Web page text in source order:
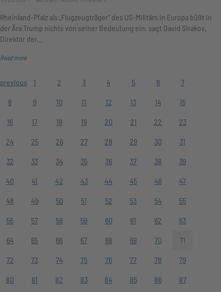
Rheinland-Pfalz als „Flugzeugträger“ des US-Militärs in Europa büßt in
der Ära Trump nichts von seiner Bedeutung ein, sagt David Sirakov,
Direktor der…
Read more
previous 1 2 3 4 5 6 7
8 9 10 11 12 13 14 15
16 17 18 19 20 21 22 23
24 25 26 27 28 29 30 31
32 33 34 35 36 37 38 39
40 41 42 43 44 45 46 47
48 49 50 51 52 53 54 55
56 57 58 59 60 61 62 63
64 65 66 67 68 69 70 71
72 73 74 75 76 77 78 79
80 81 82 83 84 85 86 87